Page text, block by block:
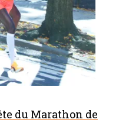
du Marathon de